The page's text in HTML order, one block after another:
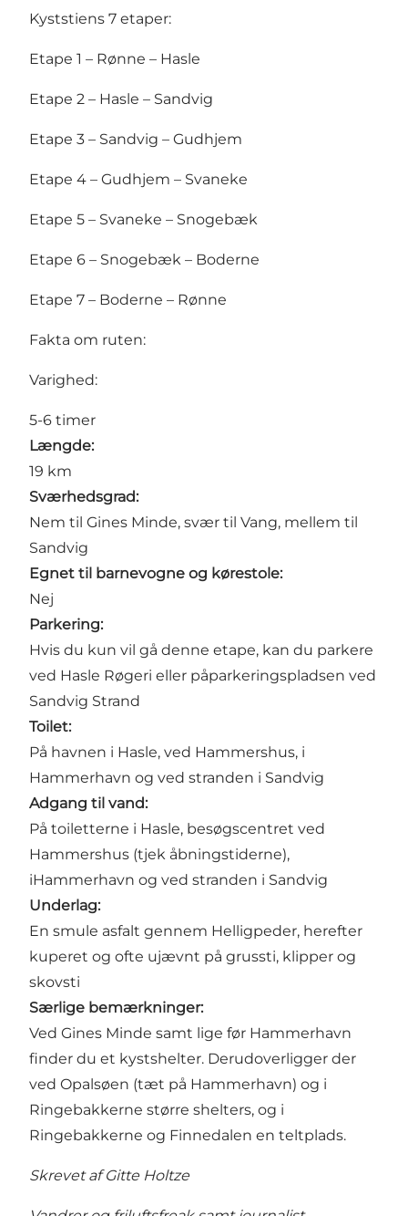
Kyststiens 7 etaper:
Etape 1 – Rønne – Hasle
Etape 2 – Hasle – Sandvig
Etape 3 – Sandvig – Gudhjem
Etape 4 – Gudhjem – Svaneke
Etape 5 – Svaneke – Snogebæk
Etape 6 – Snogebæk – Boderne
Etape 7 – Boderne – Rønne
Fakta om ruten:
Varighed:
5-6 timer
Længde:
19 km
Sværhedsgrad:
Nem til Gines Minde, svær til Vang, mellem til
Sandvig
Egnet til barnevogne og kørestole:
Nej
Parkering:
Hvis du kun vil gå denne etape, kan du parkere
ved Hasle Røgeri eller påparkeringspladsen ved
Sandvig Strand
Toilet:
På havnen i Hasle, ved Hammershus, i
Hammerhavn og ved stranden i Sandvig
Adgang til vand:
På toiletterne i Hasle, besøgscentret ved
Hammershus (tjek åbningstiderne),
iHammerhavn og ved stranden i Sandvig
Underlag:
En smule asfalt gennem Helligpeder, herefter
kuperet og ofte ujævnt på grussti, klipper og
skovsti
Særlige bemærkninger:
Ved Gines Minde samt lige før Hammerhavn
finder du et kystshelter. Derudoverligger der
ved Opalsøen (tæt på Hammerhavn) og i
Ringebakkerne større shelters, og i
Ringebakkerne og Finnedalen en teltplads.
Skrevet af Gitte Holtze